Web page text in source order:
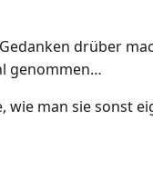
drüber
genommen…
wie man sie sonst